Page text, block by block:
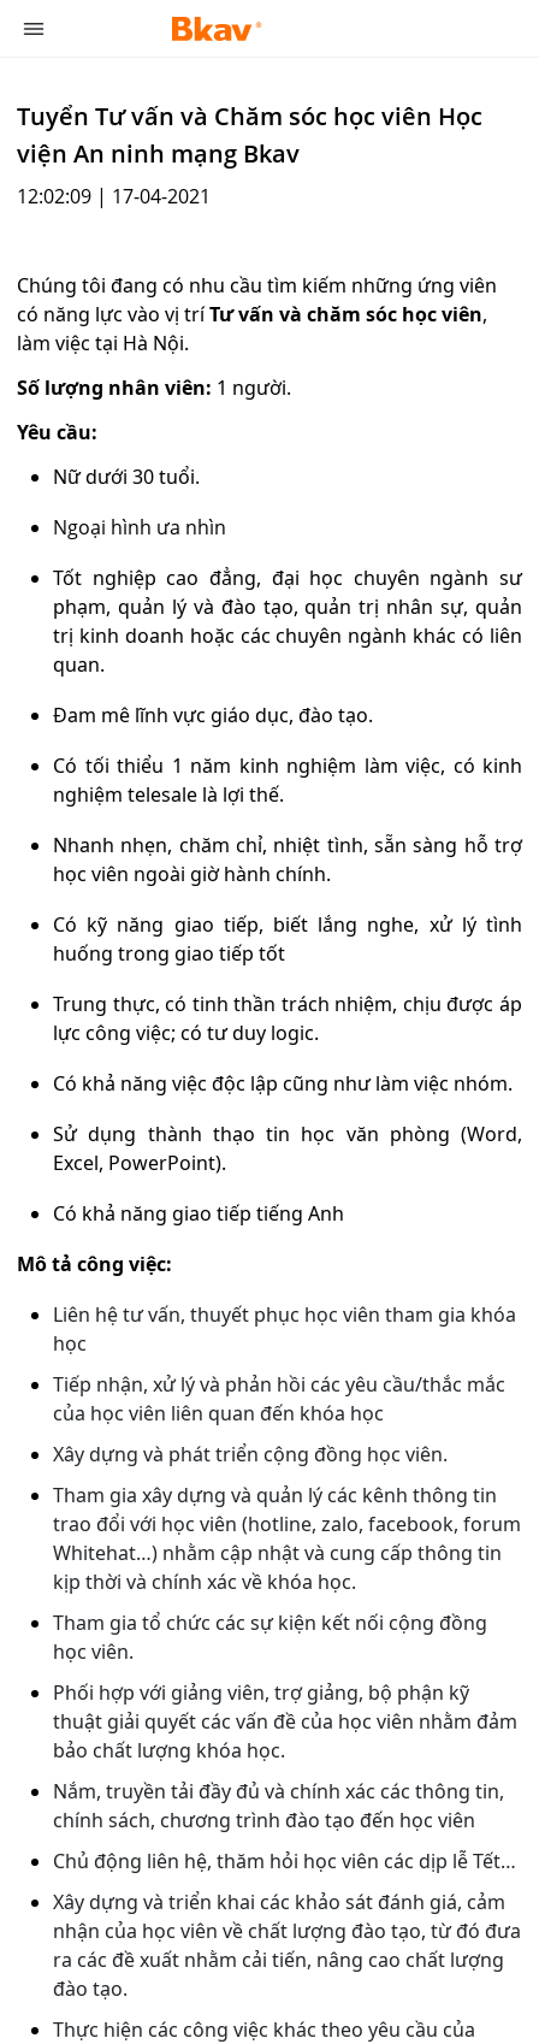
Tuyển Tư vấn và Chăm sóc học viên Học
viện An ninh mạng Bkav
12:02:09 | 17-04-2021
Chúng tôi đang có nhu cầu tìm kiếm những ứng viên
có năng lực vào vị tríTư vấn và chăm sóc học viên,
làm việc tại Hà Nội.
Số lượng nhân viên: 1 người.
Yêu cầu:
Nữ dưới 30 tuổi.
Ngoại hình ưa nhìn
Tốt nghiệp cao đẳng, đại học chuyên ngành sư
phạm, quản lý và đào tạo, quản trị nhân sự, quản
trị kinh doanh hoặc các chuyên ngành khác có liên
quan.
Đam mê lĩnh vực giáo dục, đào tạo.
Có tối thiểu 1 năm kinh nghiệm làm việc, có kinh
nghiệm telesale là lợi thế.
Nhanh nhẹn, chăm chỉ, nhiệt tình, sẵn sàng hỗ trợ
học viên ngoài giờ hành chính.
Có kỹ năng giao tiếp, biết lắng nghe, xử lý tình
huống trong giao tiếp tốt
Trung thực, có tinh thần trách nhiệm, chịu được áp
lực công việc; có tư duy logic.
Có khả năng việc độc lập cũng như làm việc nhóm.
Sử dụng thành thạo tin học văn phòng (Word,
Excel, PowerPoint).
Có khả năng giao tiếp tiếng Anh
Mô tả công việc:
Liên hệ tư vấn, thuyết phục học viên tham gia khóa
học
Tiếp nhận, xử lý và phản hồi các yêu cầu/thắc mắc
của học viên liên quan đến khóa học
Xây dựng và phát triển cộng đồng học viên.
Tham gia xây dựng và quản lý các kênh thông tin
trao đổi với học viên (hotline, zalo, facebook, forum
Whitehat…) nhằm cập nhật và cung cấp thông tin
kịp thời và chính xác về khóa học.
Tham gia tổ chức các sự kiện kết nối cộng đồng
học viên.
Phối hợp với giảng viên, trợ giảng, bộ phận kỹ
thuật giải quyết các vấn đề của học viên nhằm đảm
bảo chất lượng khóa học.
Nắm, truyền tải đầy đủ và chính xác các thông tin,
chính sách, chương trình đào tạo đến học viên
Chủ động liên hệ, thăm hỏi học viên các dịp lễ Tết…
Xây dựng và triển khai các khảo sát đánh giá, cảm
nhận của học viên về chất lượng đào tạo, từ đó đưa
ra các đề xuất nhằm cải tiến, nâng cao chất lượng
đào tạo.
Thực hiện các công việc khác theo yêu cầu của